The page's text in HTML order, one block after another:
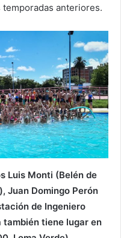
anteriores.
Luis Monti (Belén de
Juan Domingo Perón
de Ingeniero
tiene lugar en